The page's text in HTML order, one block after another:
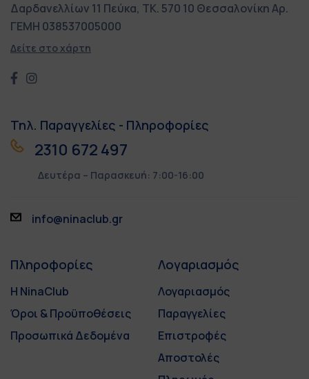
Δαρδανελλίων 11 Πεύκα, ΤΚ. 570 10 ΘεσσαλονίκηΑρ.
ΓΕΜΗ 038537005000
Δείτε στο χάρτη
Τηλ. Παραγγελίες - Πληροφορίες
2310 672 497
Δευτέρα – Παρασκευή: 7:00-16:00
info@ninaclub.gr
Πληροφορίες
Η NinaClub
Όροι & Προϋποθέσεις
Προσωπικά Δεδομένα
Λογαριασμός
Λογαριασμός
Παραγγελίες
Επιστροφές
Αποστολές